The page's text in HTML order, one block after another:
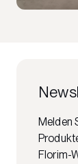
Melden
Florim-